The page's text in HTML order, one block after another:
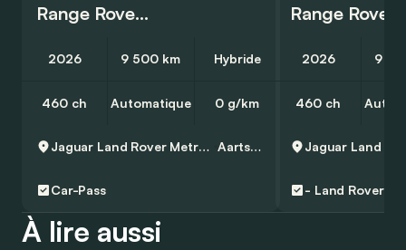
Range Rover Sport
2026 9 500 km Hybride
460 ch Automatique 0 g/km
Jaguar Land Rover Metropool Zuid Aartselaar
Car-Pass
2026 9
460 ch
- Land Rover
À lire aussi